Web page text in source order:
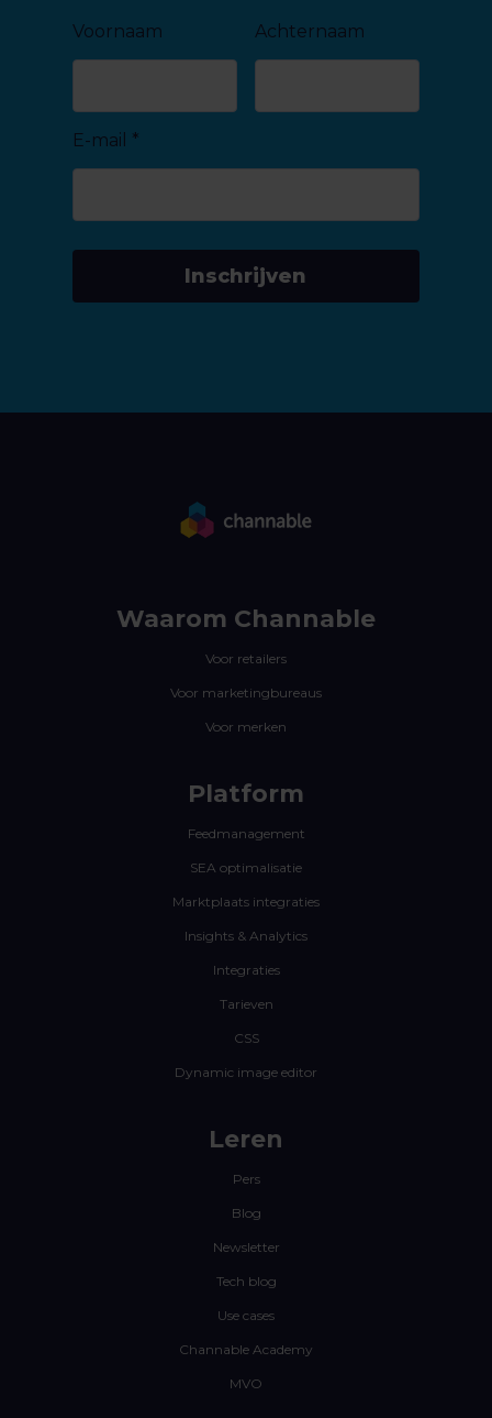
Voornaam Achternaam
E-mail *
Inschrijven
Waarom Channable
Voor retailers
Voor marketingbureaus
Voor merken
Platform
Feedmanagement
SEA optimalisatie
Marktplaats integraties
Insights & Analytics
Integraties
Tarieven
CSS
Dynamic image editor
Leren
Pers
Blog
Newsletter
Tech blog
Use cases
Channable Academy
MVO